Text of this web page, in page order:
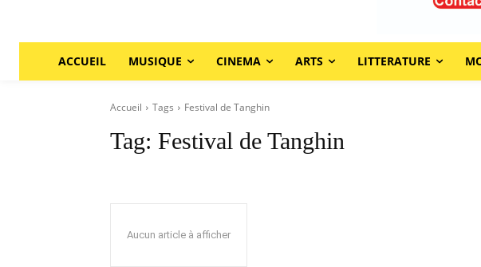
ACCUEIL MUSIQUE CINEMA ARTS LITTERATURE
Accueil Tags Festival de Tanghin
Tag: Festival de Tanghin
Aucun article à afficher